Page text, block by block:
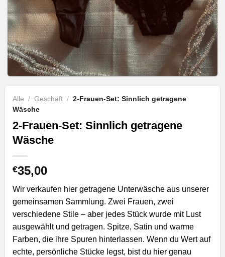
Alle / Geschäft / 2-Frauen-Set: Sinnlich getragene
Wäsche
2-Frauen-Set: Sinnlich getragene
Wäsche
€35,00
Wir verkaufen hier getragene Unterwäsche aus unserer
gemeinsamen Sammlung. Zwei Frauen, zwei
verschiedene Stile – aber jedes Stück wurde mit Lust
ausgewählt und getragen. Spitze, Satin und warme
Farben, die ihre Spuren hinterlassen. Wenn du Wert auf
echte, persönliche Stücke legst, bist du hier genau